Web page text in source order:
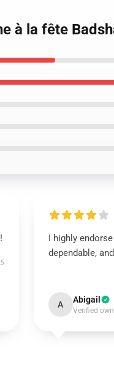
à la fête
I highly
dependable,
A Abigail
Verified